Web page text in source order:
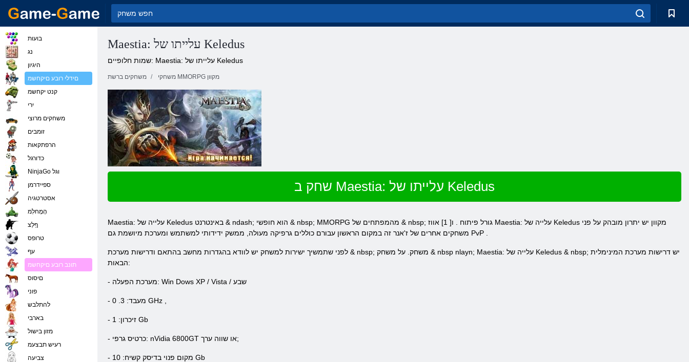
Maestia: עלייתו של Keledus
שמות חלופיים: Maestia: עלייתו של Keledus
משחקים ברשת משחקי MMORPG מקוון
שחק ב Maestia: עלייתו של Keledus
Maestia: עלייה של Keledus & ndash; הוא חופשי & nbsp; MMORPG מהמפתחים של & nbsp; גורל פיתוח
. ו[ 1] אווז Maestia: עלייה של Keledus מקוון יש יתרון מובהק על פני
PvP
לפני שתמשיך ישירות למשחק יש לוודא בהגדרות מחשב בהתאם ודרישות מערכת & nbsp; משחק. על משחק & nbsp nlayn; Maestia: עלייה של Keledus & nbsp; יש דרישות מערכת המינימלית
הבאות:
- מערכת הפעלה: Win Dows XP / Vista / שבע
GHz
Gb
- כרטיס גרפי: nVidia 6800GT או שווה ערך;
Gb
בועות
נג
היגיון
םידלי רובע םיקחשמ
קנט יקחשמ
ירי
משחקים מרוצי
זומבים
הרפתקאות
כדורגל
NinjaGo וגל
ספיידרמן
אסטרטגיה
הָמָחלִמ
ףָלַצ
טרופס
עף
תונב רובע םיקחשמ
םיסוס
פוני
להתלבש
בארבי
מזון בישול
רעיש תבצעמ
צביעה